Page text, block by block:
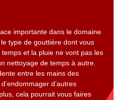
importante dans le domaine
type de gouttière dont vous
et la pluie ne vont pas les
nettoyage de temps à autre.
entre les mains des
d’autres
cela pourrait vous faires